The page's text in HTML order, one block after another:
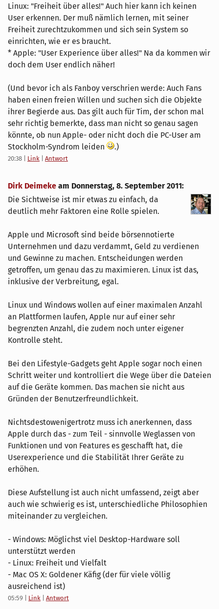
Linux: "Freiheit über alles!" Auch hier kann ich keinen
User erkennen. Der muß nämlich lernen, mit seiner
Freiheit zurechtzukommen und sich sein System so
einrichten, wie er es braucht.
* Apple: "User Experience über alles!" Na da kommen wir
doch dem User endlich näher!
(Und bevor ich als Fanboy verschrien werde: Auch Fans
haben einen freien Willen und suchen sich die Objekte
ihrer Begierde aus. Das gilt auch für Tim, der schon mal
sehr richtig bemerkte, dass man nicht so genau sagen
könnte, ob nun Apple- oder nicht doch die PC-User am
Stockholm-Syndrom leiden
.)
20:38 Link Antwort
Dirk Deimeke am Donnerstag, 8. September 2011:
Die Sichtweise ist mir etwas zu einfach, da
deutlich mehr Faktoren eine Rolle spielen.
Apple und Microsoft sind beide börsennotierte
Unternehmen und dazu verdammt, Geld zu verdienen
und Gewinne zu machen. Entscheidungen werden
getroffen, um genau das zu maximieren. Linux ist das,
inklusive der Verbreitung, egal.
Linux und Windows wollen auf einer maximalen Anzahl
an Plattformen laufen, Apple nur auf einer sehr
begrenzten Anzahl, die zudem noch unter eigener
Kontrolle steht.
Bei den Lifestyle-Gadgets geht Apple sogar noch einen
Schritt weiter und kontrolliert die Wege über die Dateien
auf die Geräte kommen. Das machen sie nicht aus
Gründen der Benutzerfreundlichkeit.
Nichtsdestowenigertrotz muss ich anerkennen, dass
Apple durch das - zum Teil - sinnvolle Weglassen von
Funktionen und von Features es geschafft hat, die
Userexperience und die Stabilität Ihrer Geräte zu
erhöhen.
Diese Aufstellung ist auch nicht umfassend, zeigt aber
auch wie schwierig es ist, unterschiedliche Philosophien
miteinander zu vergleichen.
- Windows: Möglichst viel Desktop-Hardware soll
unterstützt werden
- Linux: Freiheit und Vielfalt
- Mac OS X: Goldener Käfig (der für viele völlig
ausreichend ist)
05:59 Link Antwort